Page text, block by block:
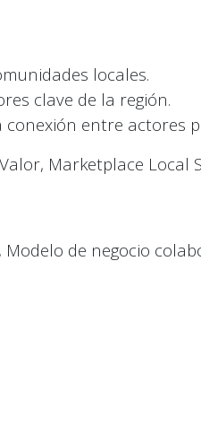
locales.
clave de la región.
entre actores
Marketplace Local
de negocio